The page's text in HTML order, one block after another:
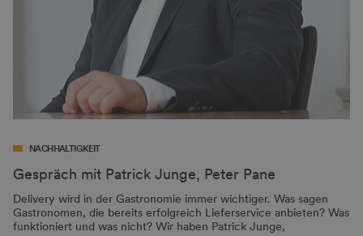
NACHHALTIGKEIT
Gespräch mit Patrick Junge, Peter Pane
Delivery wird in der Gastronomie immer wichtiger. Was sagen
Gastronomen, die bereits erfolgreich Lieferservice anbieten? Was
funktioniert und was nicht? Wir haben Patrick Junge,